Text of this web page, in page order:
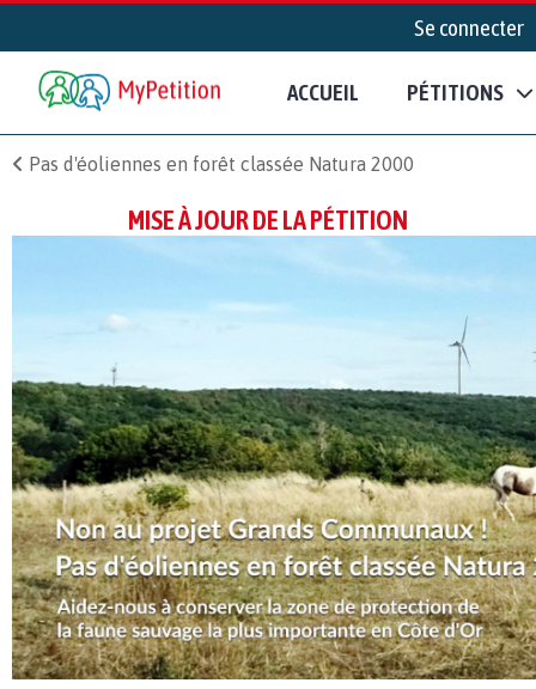
Se connecter
ACCUEIL PÉTITIONS
Pas d'éoliennes en forêt classée Natura 2000
MISE À JOUR DE LA PÉTITION